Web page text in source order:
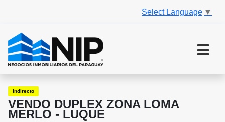
Select Language ▼
Indirecto
VENDO DUPLEX ZONA LOMA
MERLO - LUQUE